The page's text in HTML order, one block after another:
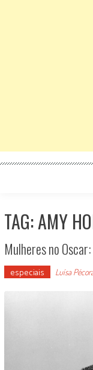
TAG: AMY
Mulheres no
especiais Luísa